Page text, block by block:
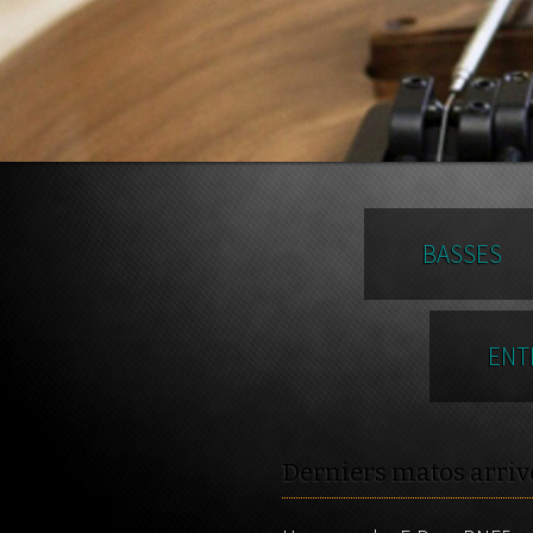
BASSES
Derniers matos